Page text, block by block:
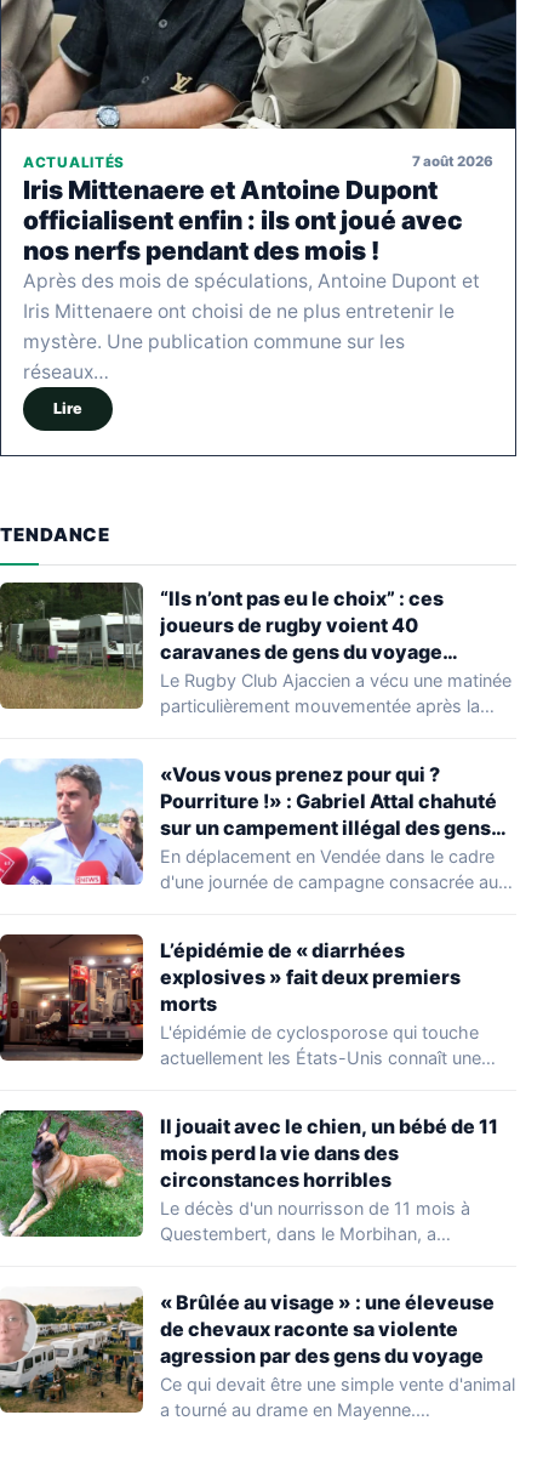
ACTUALITÉS 7 août 2026
Iris Mittenaere et Antoine Dupont
officialisent enfin : ils ont joué avec
nos nerfs pendant des mois !
Après des mois de spéculations, Antoine Dupont et
Iris Mittenaere ont choisi de ne plus entretenir le
mystère. Une publication commune sur les
réseaux…
Lire
TENDANCE
“Ils n’ont pas eu le choix” : ces
joueurs de rugby voient 40
caravanes de gens du voyage
s’installer dans leur stade, ils les
délogent en moins d’1 heure
Le Rugby Club Ajaccien a vécu une matinée
particulièrement mouvementée après la
«Vous vous prenez pour qui ?
Pourriture !» : Gabriel Attal chahuté
sur un campement illégal des gens
du voyage
En déplacement en Vendée dans le cadre
d'une journée de campagne consacrée aux
L’épidémie de « diarrhées
explosives » fait deux premiers
morts
L'épidémie de cyclosporose qui touche
actuellement les États-Unis connaît une
Il jouait avec le chien, un bébé de 11
mois perd la vie dans des
circonstances horribles
Le décès d'un nourrisson de 11 mois à
Questembert, dans le Morbihan, a
« Brûlée au visage » : une éleveuse
de chevaux raconte sa violente
agression par des gens du voyage
Ce qui devait être une simple vente d'animal
a tourné au drame en Mayenne.…